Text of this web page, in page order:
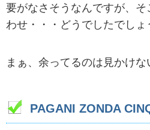
要がなさそうなんですが、
わせ・・・どうでしたでしょ
まぁ、余ってるのは見かけな
PAGANI ZONDA